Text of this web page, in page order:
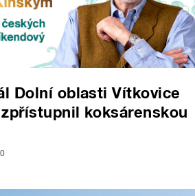
Dolní oblasti Vítkovice
koksárenskou